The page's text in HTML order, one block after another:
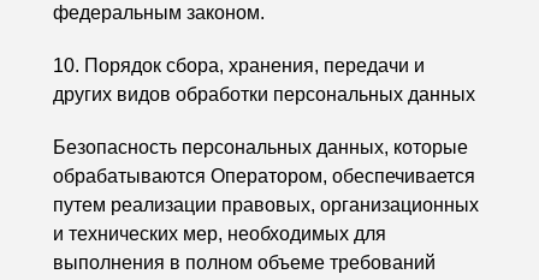
федеральным законом.
10. Порядок сбора, хранения, передачи и
других видов обработки персональных данных
Безопасность персональных данных, которые
обрабатываются Оператором, обеспечивается
путем реализации правовых, организационных
и технических мер, необходимых для
выполнения в полном объеме требований